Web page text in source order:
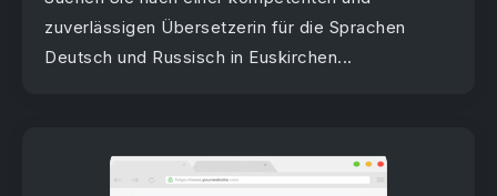
zuverlässigen Übersetzerin für die Sprachen
Deutsch und Russisch in Euskirchen...